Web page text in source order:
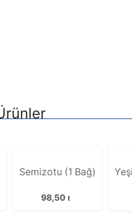
Semizotu (1 Bağ)
98,50